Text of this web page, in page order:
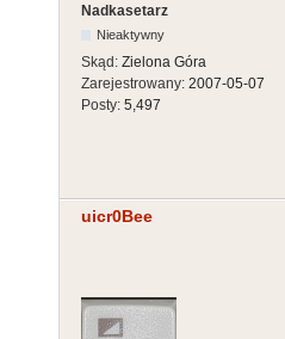
Nadkasetarz
Nieaktywny
Skąd: Zielona Góra
Zarejestrowany: 2007-05-07
Posty: 5,497
uicr0Bee